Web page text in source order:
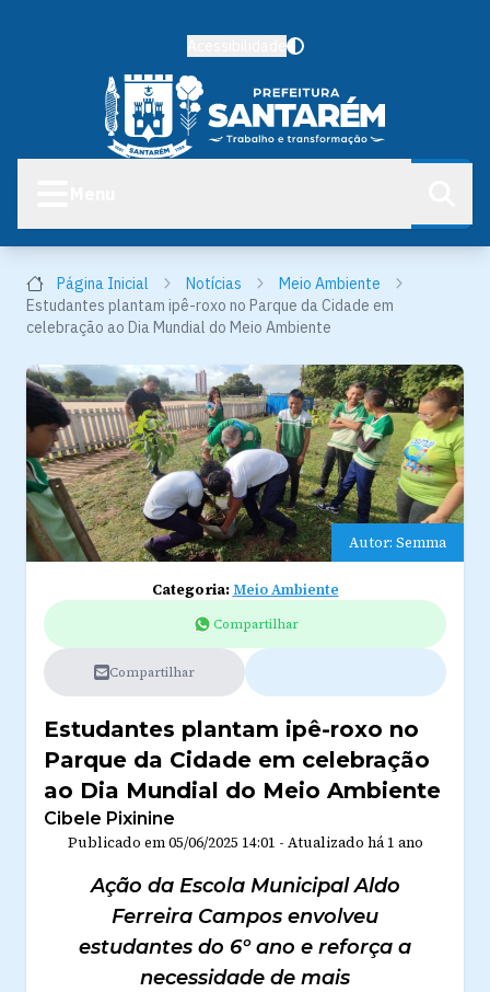
Página Inicial Notícias
Meio Ambiente
Estudantes plantam ipê-roxo no Parque da Cidade em
celebração ao Dia Mundial do Meio Ambiente
Autor: Semma
Categoria:Meio Ambiente
Compartilhar
Compartilhar
Estudantes plantam ipê-roxo no
Parque da Cidade em celebração
ao Dia Mundial do Meio Ambiente
Cibele Pixinine
Publicado em05/06/2025 14:01 - Atualizado há 1 ano
Ação da Escola Municipal Aldo
Ferreira Campos envolveu
estudantes do 6º ano e reforça a
necessidade de mais